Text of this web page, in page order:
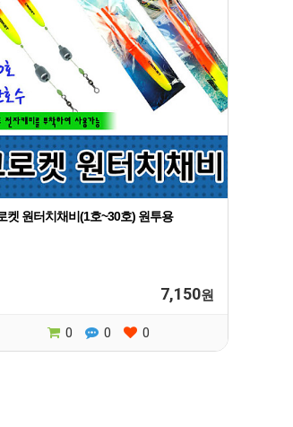
켓 원터치채비(1호~30호) 원투용
7,150원
0 0 0